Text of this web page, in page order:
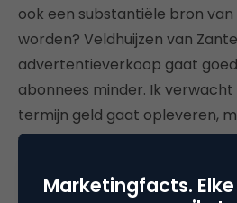
ook een substantiële bron
worden? Veldhuijzen van
advertentieverkoop gaat
abonnees minder. Ik
termijn geld gaat opleveren,
waar je bij wilt zijn. Ik geloof in
eenmaal nieuw. Als wij aan
abonnees hebben ben ik
Marketingfacts.